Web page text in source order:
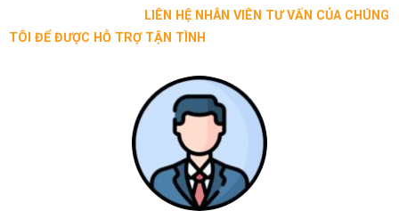
LIÊN HỆ NHÂN VIÊN TƯ VẤN CỦA CHÚNG
TÔI ĐỂ ĐƯỢC HỖ TRỢ TẬN TÌNH